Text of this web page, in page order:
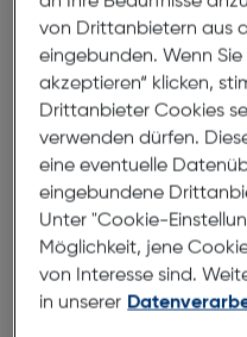
€
in
von Drittanbietern aus
eingebunden. Wenn Sie
akzeptieren“ klicken,
Drittanbieter Cookies
verwenden dürfen.
eine eventuelle
eingebundene
Unter "Cookie-
Möglichkeit, jene
von Interesse sind.
in unserer